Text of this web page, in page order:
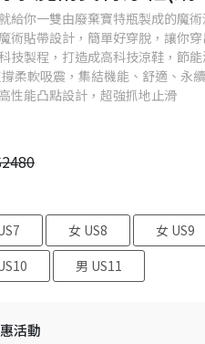
給你一雙由廢棄寶特瓶製成的魔術
術貼帶設計，簡單好穿脫，讓你穿
技製程，打造成高科技涼鞋，節
柔軟吸震，集結機能、舒適、永
性能凸點設計，超強抓地止滑
女 US8 女 US9
男 US11
活動